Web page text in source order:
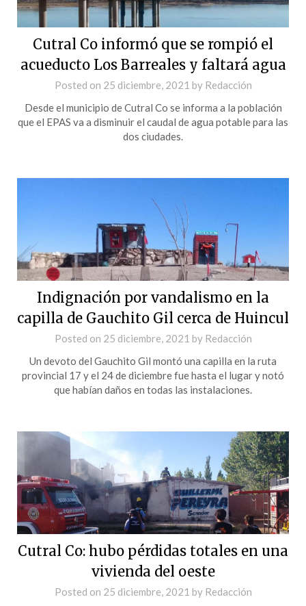
Cutral Co informó que se rompió el
acueducto Los Barreales y faltará agua
Posted on 25 diciembre, 2021 by Redacción
Desde el municipio de Cutral Co se informa a la población
que el EPAS va a disminuir el caudal de agua potable para las
dos ciudades.
Indignación por vandalismo en la
capilla de Gauchito Gil cerca de Huincul
Posted on 25 diciembre, 2021 by Redacción
Un devoto del Gauchito Gil montó una capilla en la ruta
provincial 17 y el 24 de diciembre fue hasta el lugar y notó
que habían daños en todas las instalaciones.
Cutral Co: hubo pérdidas totales en una
vivienda del oeste
Posted on 25 diciembre, 2021 by Redacción